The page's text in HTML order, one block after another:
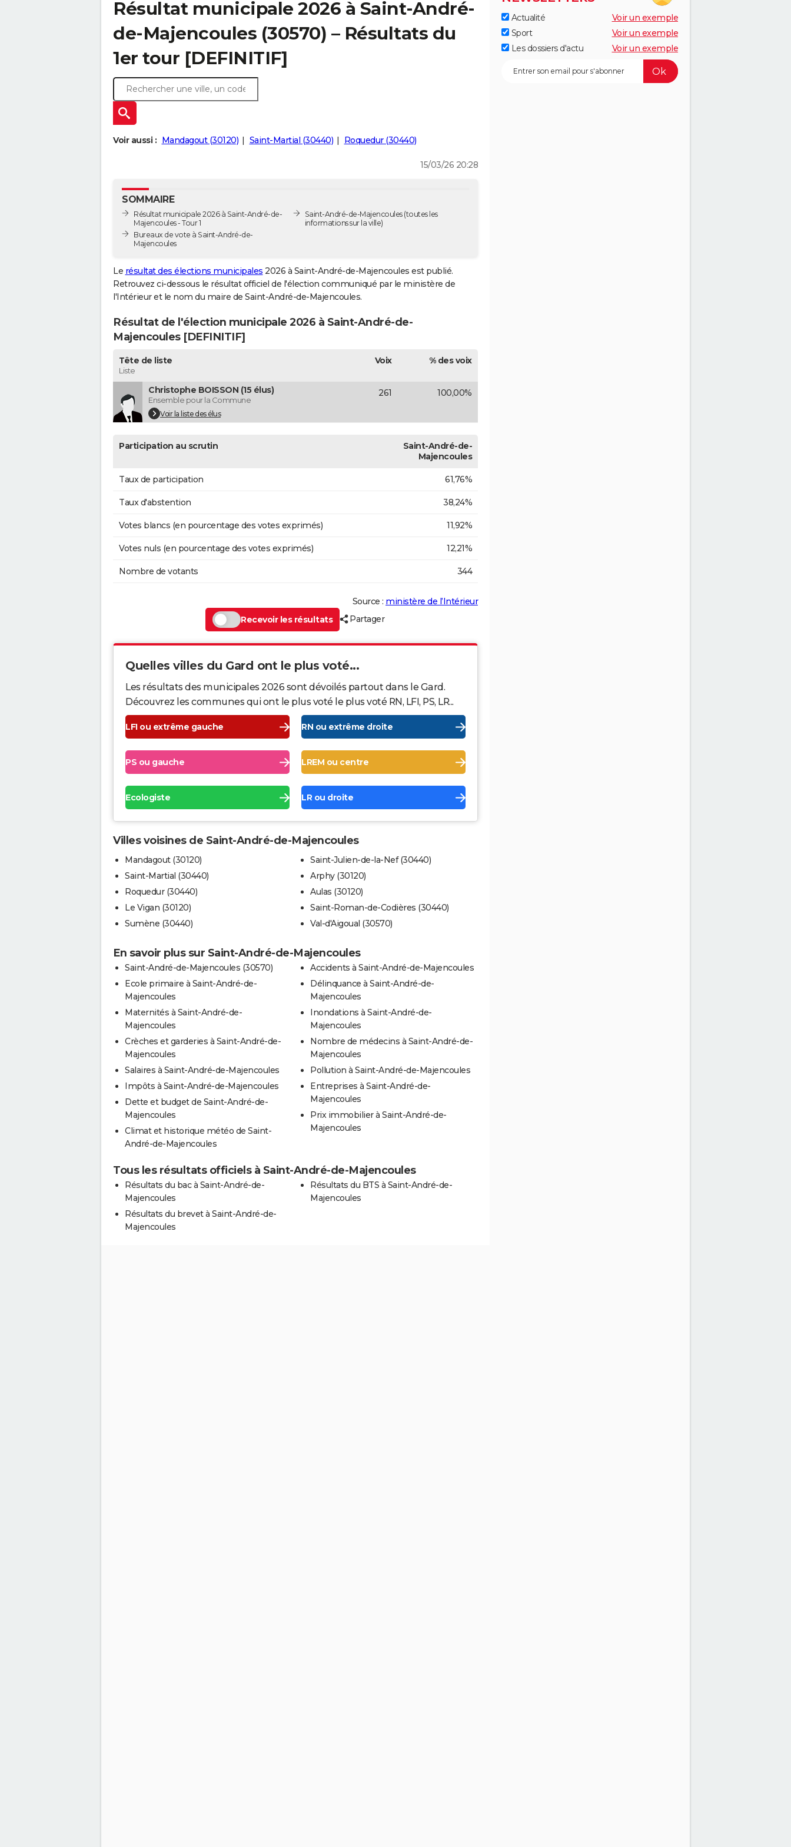
Résultat municipale 2026 à Saint-André-
de-Majencoules (30570) – Résultats du
1er tour [DEFINITIF]
Voir aussi : Mandagout (30120) Saint-Martial (30440) Roquedur (30440)
15/03/26 20:28
SOMMAIRE
Résultat municipale 2026 à Saint-André-de-
Majencoules - Tour 1
Bureaux de vote à Saint-André-de-
Majencoules
Saint-André-de-Majencoules(toutes les
informations sur la ville)
Le résultat des élections municipales 2026 à Saint-André-de-Majencoules est publié.
Retrouvez ci-dessous le résultat officiel de l'élection communiqué par le ministère de
l'Intérieur et le nom du maire de Saint-André-de-Majencoules.
Résultat de l'élection municipale 2026 à Saint-André-de-
Majencoules [DEFINITIF]
Tête de liste
Liste
Voix % des voix
Christophe BOISSON (15 élus)
Ensemble pour la Commune
Voir la liste des élus
261 100,00%
Participation au scrutin
Saint-André-de-
Majencoules
Taux de participation 61,76%
Taux d'abstention 38,24%
Votes blancs (en pourcentage des votes exprimés) 11,92%
Votes nuls (en pourcentage des votes exprimés) 12,21%
Nombre de votants 344
Source : ministère de l’Intérieur
Recevoir les résultats
Partager
Quelles villes du Gard ont le plus voté...
Les résultats des municipales 2026 sont dévoilés partout dans le Gard.
Découvrez les communes qui ont le plus voté le plus voté RN, LFI, PS, LR...
LFI ou extrême gauche RN ou extrême droite
PS ou gauche LREM ou centre
Ecologiste LR ou droite
Villes voisines de Saint-André-de-Majencoules
Mandagout (30120)
Saint-Martial (30440)
Roquedur (30440)
Le Vigan (30120)
Sumène (30440)
Saint-Julien-de-la-Nef (30440)
Arphy (30120)
Aulas (30120)
Saint-Roman-de-Codières (30440)
Val-d'Aigoual (30570)
En savoir plus sur Saint-André-de-Majencoules
Saint-André-de-Majencoules (30570)
Ecole primaire à Saint-André-de-
Majencoules
Maternités à Saint-André-de-
Majencoules
Crèches et garderies à Saint-André-de-
Majencoules
Salaires à Saint-André-de-Majencoules
Impôts à Saint-André-de-Majencoules
Dette et budget de Saint-André-de-
Majencoules
Climat et historique météo de Saint-
André-de-Majencoules
Accidents à Saint-André-de-Majencoules
Délinquance à Saint-André-de-
Majencoules
Inondations à Saint-André-de-
Majencoules
Nombre de médecins à Saint-André-de-
Majencoules
Pollution à Saint-André-de-Majencoules
Entreprises à Saint-André-de-
Majencoules
Prix immobilier à Saint-André-de-
Majencoules
Tous les résultats officiels à Saint-André-de-Majencoules
Résultats du bac à Saint-André-de-
Majencoules
Résultats du brevet à Saint-André-de-
Majencoules
Résultats du BTS à Saint-André-de-
Majencoules
Actualité
Voir un exemple
Sport
Voir un exemple
Les dossiers d'actu
Voir un exemple